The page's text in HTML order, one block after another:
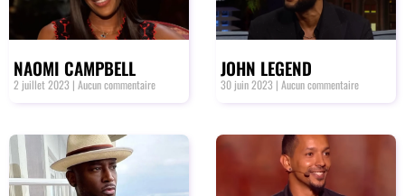
NAOMI CAMPBELL
2 juillet 2023 Aucun commentaire
JOHN LEGEND
30 juin 2023 Aucun commentaire